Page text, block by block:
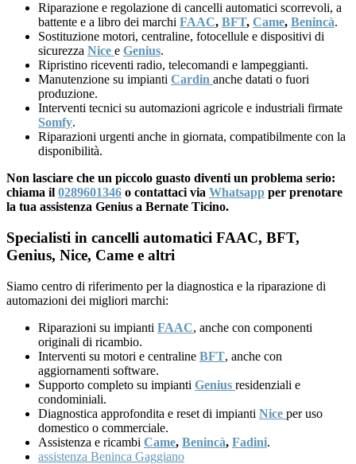
Riparazione e regolazione di cancelli automatici scorrevoli, a
battente e a libro dei marchi FAAC, BFT, Came, Benincà.
Sostituzione motori, centraline, fotocellule e dispositivi di
sicurezza Nice e Genius.
Ripristino riceventi radio, telecomandi e lampeggianti.
Manutenzione su impianti Cardin anche datati o fuori
produzione.
Interventi tecnici su automazioni agricole e industriali firmate
Somfy.
Riparazioni urgenti anche in giornata, compatibilmente con la
disponibilità.
Non lasciare che un piccolo guasto diventi un problema serio:
chiama il 0289601346 o contattaci via Whatsapp per prenotare
la tua assistenza Genius a Bernate Ticino.
Specialisti in cancelli automatici FAAC, BFT,
Genius, Nice, Came e altri
Siamo centro di riferimento per la diagnostica e la riparazione di
automazioni dei migliori marchi:
Riparazioni su impianti FAAC, anche con componenti
originali di ricambio.
Interventi su motori e centraline BFT, anche con
aggiornamenti software.
Supporto completo su impianti Genius residenziali e
condominiali.
Diagnostica approfondita e reset di impianti Nice per uso
domestico o commerciale.
Assistenza e ricambi Came, Benincà, Fadini.
assistenza Beninca Gaggiano